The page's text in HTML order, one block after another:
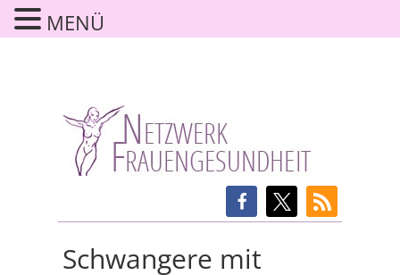
Schwangere mit
MENÜ